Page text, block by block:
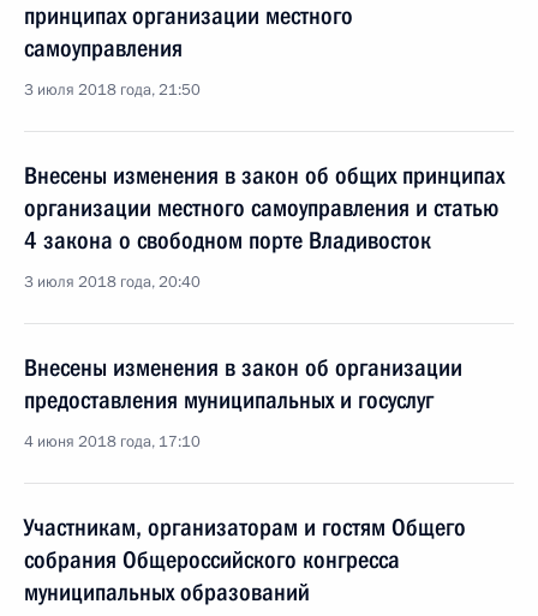
принципах организации местного
самоуправления
3 июля 2018 года, 21:50
Внесены изменения в закон об общих принципах
организации местного самоуправления и статью
4 закона о свободном порте Владивосток
3 июля 2018 года, 20:40
Внесены изменения в закон об организации
предоставления муниципальных и госуслуг
4 июня 2018 года, 17:10
Участникам, организаторам и гостям Общего
собрания Общероссийского конгресса
муниципальных образований